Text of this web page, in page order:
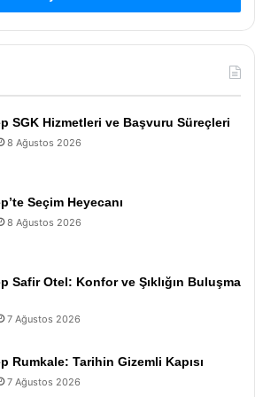
SGK Hizmetleri ve Başvuru Süreçleri
8 Ağustos 2026
Seçim Heyecanı
8 Ağustos 2026
Safir Otel: Konfor ve Şıklığın Buluşma
7 Ağustos 2026
Rumkale: Tarihin Gizemli Kapısı
7 Ağustos 2026